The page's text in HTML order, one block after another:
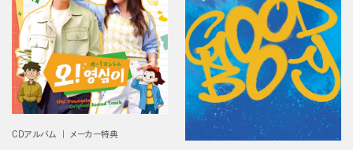
CDアルバム メーカー特典